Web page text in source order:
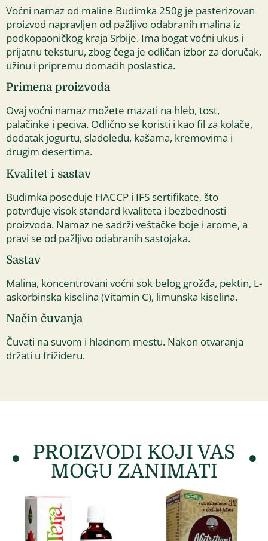
Voćni namaz od maline Budimka 250g je pasterizovan
proizvod napravljen od pažljivo odabranih malina iz
podkopaoničkog kraja Srbije. Ima bogat voćni ukus i
prijatnu teksturu, zbog čega je odličan izbor za doručak,
užinu i pripremu domaćih poslastica.
Primena proizvoda
Ovaj voćni namaz možete mazati na hleb, tost,
palačinke i peciva. Odlično se koristi i kao fil za kolače,
dodatak jogurtu, sladoledu, kašama, kremovima i
drugim desertima.
Kvalitet i sastav
Budimka poseduje HACCP i IFS sertifikate, što
potvrđuje visok standard kvaliteta i bezbednosti
proizvoda. Namaz ne sadrži veštačke boje i arome, a
pravi se od pažljivo odabranih sastojaka.
Sastav
Malina, koncentrovani voćni sok belog grožđa, pektin, L-
askorbinska kiselina (Vitamin C), limunska kiselina.
Način čuvanja
Čuvati na suvom i hladnom mestu. Nakon otvaranja
držati u frižideru.
PROIZVODI KOJI VAS
MOGU ZANIMATI